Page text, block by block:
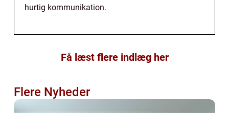
hurtig kommunikation.
Få læst flere indlæg her
Flere Nyheder